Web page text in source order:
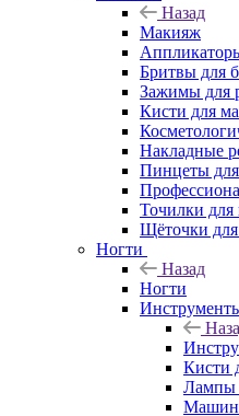
Назад
Макияж
Бритвы для
Зажимы для
Кисти для
Накладные
Пинцеты
Точилки для
Щёточки
Ногти
Назад
Ногти
Кисти
Лампы